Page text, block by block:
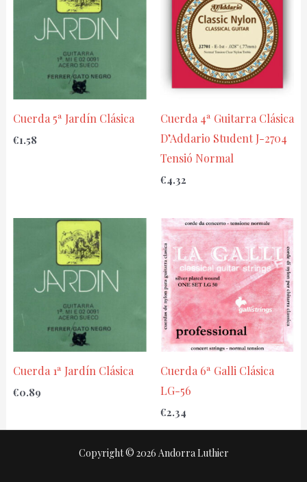
Cuerda 5ª Jardín Clásica
€1.58
Cuerda 4ª Guitarra Clásica
D’Addario Student J-2704
Tensió Normal
€4.32
Cuerda 1ª Jardín Clásica
€0.89
Cuerda 6ª Galli Clásica
LG-56
€2.34
Copyright © 2026 Andorra Luthier